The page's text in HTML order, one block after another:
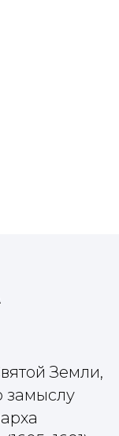
Земли,
замыслу